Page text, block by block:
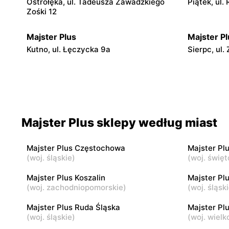
Zośki 12
Majster Plus
Kutno, ul. Łęczycka 9a
Majster
Sierpc, ul.
Poddębice, ul. Ogrodowa 2
Majster Plus
Przedbórz, ul. Konecka 50
Majster
Kielce, ul.
Majster Plus
Babiak, ul. Dębowa 1
Majster
Majster Plus sklepy według miast
Majster Plus Częstochowa
(woj. śląskie)
Majster
(woj.
Majster Plus Koszalin
(woj. zachodniopomorskie)
Majster
(woj.
Majster Plus Ruda Śląska
(woj. śląskie)
Majster
(woj.